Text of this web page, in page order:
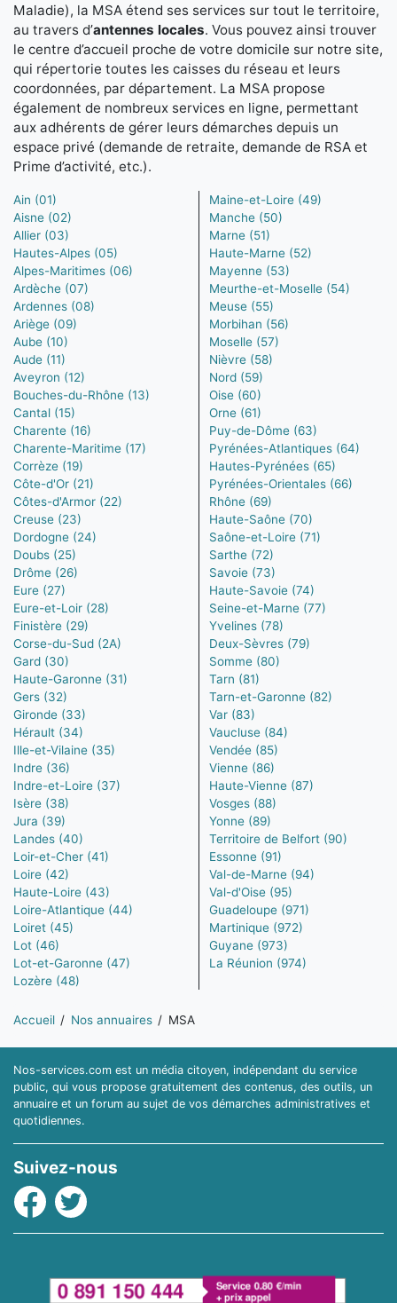
Maladie), la MSA étend ses services sur tout le territoire,
au travers d’antennes locales. Vous pouvez ainsi trouver
le centre d’accueil proche de votre domicile sur notre site,
qui répertorie toutes les caisses du réseau et leurs
coordonnées, par département. La MSA propose
également de nombreux services en ligne, permettant
aux adhérents de gérer leurs démarches depuis un
espace privé (demande de retraite, demande de RSA et
Prime d’activité, etc.).
Ain (01)
Aisne (02)
Allier (03)
Hautes-Alpes (05)
Alpes-Maritimes (06)
Ardèche (07)
Ardennes (08)
Ariège (09)
Aube (10)
Aude (11)
Aveyron (12)
Bouches-du-Rhône (13)
Cantal (15)
Charente (16)
Charente-Maritime (17)
Corrèze (19)
Côte-d'Or (21)
Côtes-d'Armor (22)
Creuse (23)
Dordogne (24)
Doubs (25)
Drôme (26)
Eure (27)
Eure-et-Loir (28)
Finistère (29)
Corse-du-Sud (2A)
Gard (30)
Haute-Garonne (31)
Gers (32)
Gironde (33)
Hérault (34)
Ille-et-Vilaine (35)
Indre (36)
Indre-et-Loire (37)
Isère (38)
Jura (39)
Landes (40)
Loir-et-Cher (41)
Loire (42)
Haute-Loire (43)
Loire-Atlantique (44)
Loiret (45)
Lot (46)
Lot-et-Garonne (47)
Lozère (48)
Maine-et-Loire (49)
Manche (50)
Marne (51)
Haute-Marne (52)
Mayenne (53)
Meurthe-et-Moselle (54)
Meuse (55)
Morbihan (56)
Moselle (57)
Nièvre (58)
Nord (59)
Oise (60)
Orne (61)
Puy-de-Dôme (63)
Pyrénées-Atlantiques (64)
Hautes-Pyrénées (65)
Pyrénées-Orientales (66)
Rhône (69)
Haute-Saône (70)
Saône-et-Loire (71)
Sarthe (72)
Savoie (73)
Haute-Savoie (74)
Seine-et-Marne (77)
Yvelines (78)
Deux-Sèvres (79)
Somme (80)
Tarn (81)
Tarn-et-Garonne (82)
Var (83)
Vaucluse (84)
Vendée (85)
Vienne (86)
Haute-Vienne (87)
Vosges (88)
Yonne (89)
Territoire de Belfort (90)
Essonne (91)
Val-de-Marne (94)
Val-d'Oise (95)
Guadeloupe (971)
Martinique (972)
Guyane (973)
La Réunion (974)
Vous êtes ici:
Accueil Nos annuaires MSA
Nos-services.com est un média citoyen, indépendant du service
public, qui vous propose gratuitement des contenus, des outils, un
annuaire et un forum au sujet de vos démarches administratives et
quotidiennes.
Suivez-nous
Facebook
Twitter